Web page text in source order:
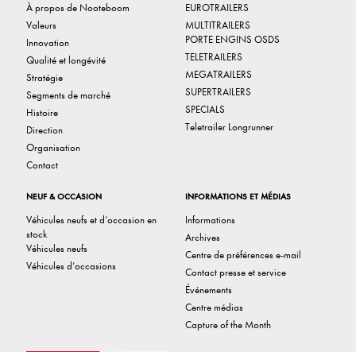
À propos de Nooteboom
Valeurs
Innovation
Qualité et longévité
Stratégie
Segments de marché
Histoire
Direction
Organisation
Contact
EUROTRAILERS
MULTITRAILERS
PORTE ENGINS OSDS
TELETRAILERS
MEGATRAILERS
SUPERTRAILERS
SPECIALS
Teletrailer Longrunner
NEUF & OCCASION
Véhicules neufs et d’occasion en
stock
Véhicules neufs
Véhicules d’occasions
INFORMATIONS ET MÉDIAS
Informations
Archives
Centre de préférences e-mail
Contact presse et service
Événements
Centre médias
Capture of the Month